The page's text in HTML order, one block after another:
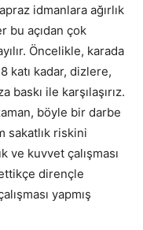
idmanlara ağırlık
bu açıdan çok
Öncelikle, karada
katı kadar, dizlere,
baskı ile karşılaşırız.
böyle bir darbe
sakatlık riskini
ve kuvvet çalışması
dirençle
yapmış